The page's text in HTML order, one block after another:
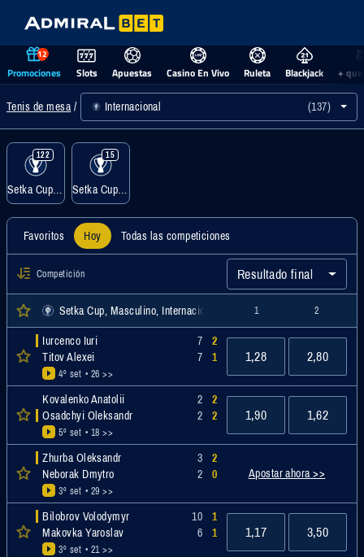
12
Promociones Slots Apuestas Casino En Vivo Ruleta Blackjack +
Tenis de mesa Internacional (137)
122
Setka Cup, Masculino
15
Setka Cup, Femenino
Favoritos Hoy Todas las competiciones
Competición Resultado final
Setka Cup, Masculino, Internacional 1 2
Iurcenco Iuri
Titov Alexei
4º set • 26 >>
7
7
2
1
1,28 2,80
Kovalenko Anatolii
Osadchyi Oleksandr
5º set • 18 >>
2
2
2
2
1,90 1,62
Zhurba Oleksandr
Neborak Dmytro
3º set • 29 >>
3
2
2
0
Apostar ahora >>
Bilobrov Volodymyr
Makovka Yaroslav
3º set • 21 >>
10
6
1
1
1,17 3,50